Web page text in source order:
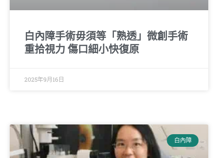
白內障手術毋須等「熟透」微創手術
重拾視力 傷口細小快復原
2025年9月16日
白內障